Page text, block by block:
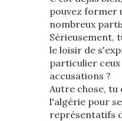
pouvez former
nombreux
Sérieusement,
le loisir de
particulier
accusations ?
Autre chose, tu
l'algérie pour
représentatifs